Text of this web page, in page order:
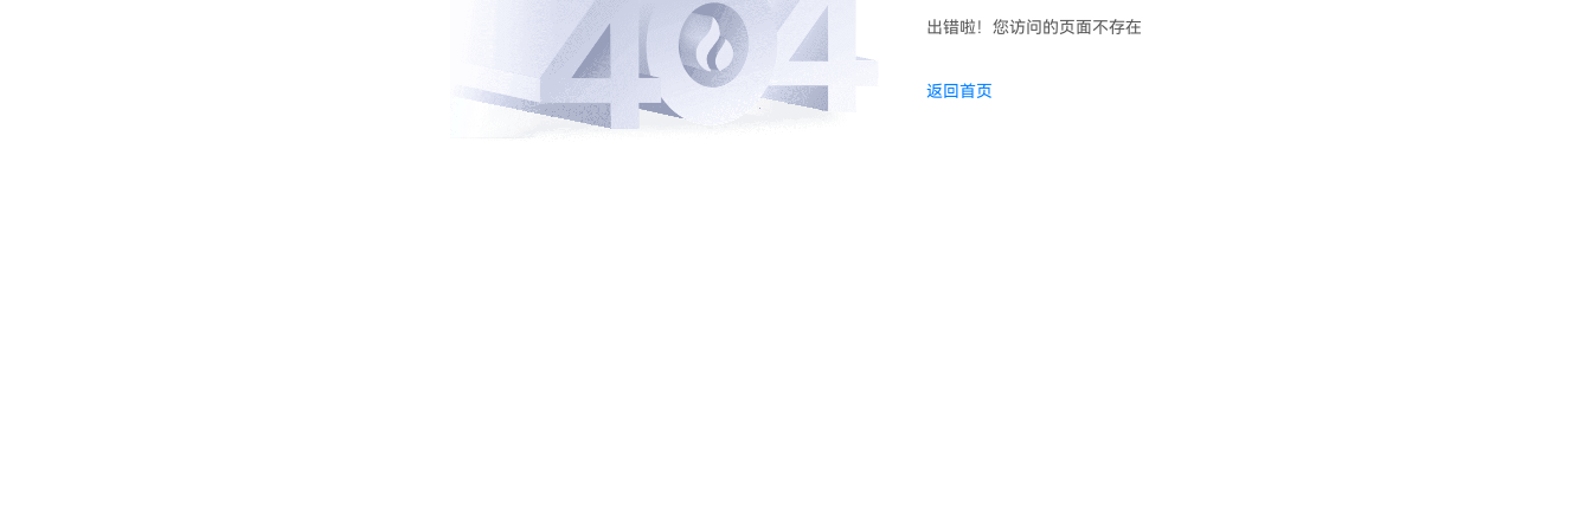
出错啦！您访问的页面不存在
返回首页